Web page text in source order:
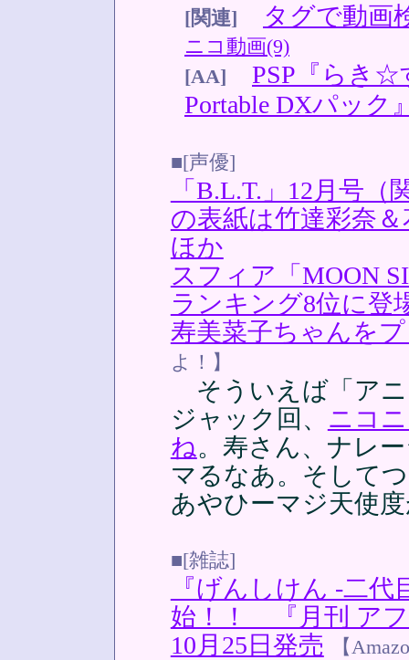
[関連] タグで動画
ニコ動画(9)
[AA]
PSP『らき☆
Portable DXパック
■[声優]
「B.L.T.」12月号
の表紙は竹達彩奈
ほか
スフィア「MOON
ランキング8位に登
寿美菜子ちゃんを
よ！】
そういえば「ア
ジャック回、 ニコ
ね。寿さん、ナレ
マるなあ。そして
あやひーマジ天使
■[雑誌]
『げんしけん -二
始！！ 『月刊 アフ
10月25日発売
【